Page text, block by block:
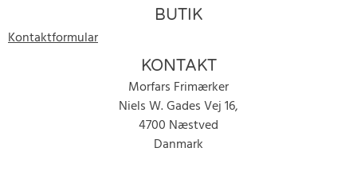
BUTIK
Kontaktformular
KONTAKT
Morfars Frimærker
Niels W. Gades Vej 16,
4700 Næstved
Danmark